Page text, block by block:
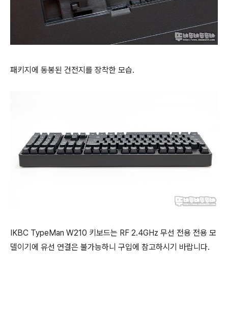
패키지에 동봉된 건전지를 장착한 모습.
IKBC TypeMan W210 키보드는 RF 2.4GHz 무선 전용 전용 모
델이기에 유선 연결은 불가능하니 구입에 참고하시기 바랍니다.